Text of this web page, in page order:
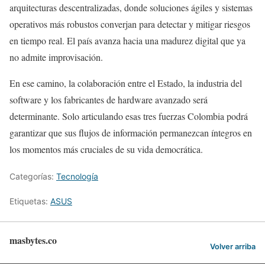
arquitecturas descentralizadas, donde soluciones ágiles y sistemas
operativos más robustos converjan para detectar y mitigar riesgos
en tiempo real. El país avanza hacia una madurez digital que ya
no admite improvisación.
En ese camino, la colaboración entre el Estado, la industria del
software y los fabricantes de hardware avanzado será
determinante. Solo articulando esas tres fuerzas Colombia podrá
garantizar que sus flujos de información permanezcan íntegros en
los momentos más cruciales de su vida democrática.
Categorías: Tecnología
Etiquetas: ASUS
masbytes.co Volver arriba